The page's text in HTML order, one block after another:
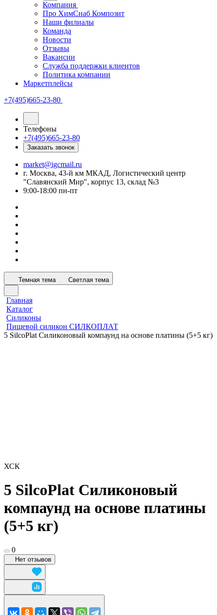
Компания
Про ХимСнаб Композит
Наши филиалы
Команда
Новости
Отзывы
Вакансии
Служба поддержки клиентов
Политика компании
Маркетплейсы
+7(495)665-23-80
Телефоны
+7(495)665-23-80
Заказать звонок
market@igcmail.ru
г. Москва, 43-й км МКАД, Логистический центр
"Славянский Мир", корпус 13, склад №3
9:00-18:00 пн-пт
Темная тема Светлая тема
Главная
Каталог
Силиконы
Пищевой силикон СИЛКОПЛАТ
5 SilcoPlat Силиконовый компаунд на основе платины (5+5 кг)
ХСК
5 SilcoPlat Силиконовый
компаунд на основе платины
(5+5 кг)
0
Нет отзывов